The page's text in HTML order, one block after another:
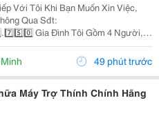
Với Tôi Khi Bạn Muốn Xin Việc,
Qua Sđt:
Gia Đình Tôi Gồm 4 Người, 2
Bé Lớn 9 Tuổi Đã Đi Học Có Ba
Nhỏ 1 Tuổi. Nhà Thì Chỉ Có 1 Lầu.
49 phút trước
Máy Trợ Thính Chính Hãng